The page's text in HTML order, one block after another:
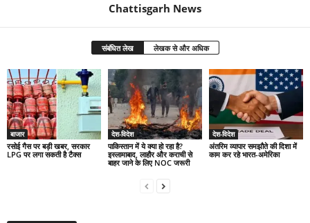
Chattisgarh News
संबंधित लेख लेखक से और अधिक
बाजार
रसोई गैस पर बड़ी खबर, सरकार
LPG पर लगा सकती है टैक्स
देश-विदेश
पाकिस्तान में ये क्या हो रहा है?
इस्लामाबाद, लाहौर और कराची से
बाहर जाने के लिए NOC जरूरी
देश-विदेश
अंतरिम व्यापार समझौते की दिशा में
काम कर रहे भारत-अमेरिका